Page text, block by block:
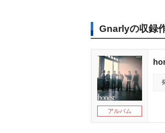
Gnarlyの収録
アルバム